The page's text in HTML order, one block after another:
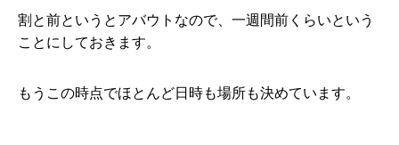
割と前というとアバウトなので、一週間前くらいという
ことにしておきます。
もうこの時点でほとんど日時も場所も決めています。